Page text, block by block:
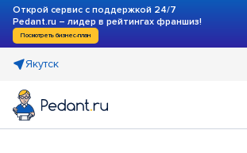
Открой сервис с поддержкой 24/7
Pedant.ru – лидер в рейтингах франшиз!
Посмотреть бизнес-план
Якутск